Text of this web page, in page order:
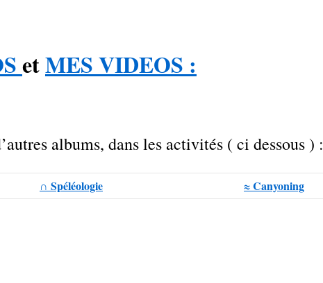
etMES VIDEOS :
albums, dans les activités ( ci dessous ) :
∩ Spéléologie ≈ Canyoning